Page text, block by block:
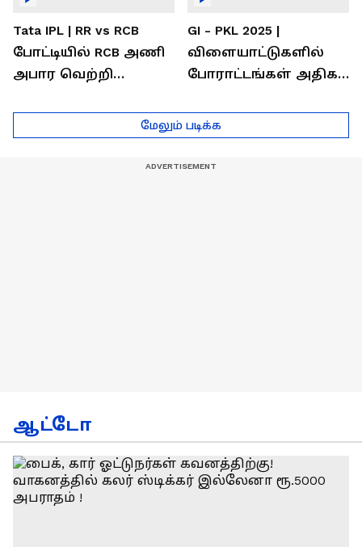
Tata IPL | RR vs RCB
போட்டியில் RCB அணி
அபார வெற்றி
டெல்லி செல்லும் RCB
அணி !
GI - PKL 2025 |
விளையாட்டுகளில்
போராட்டங்கள் அதிகம்
பயிற்சியாளர் பிரீத்தி
ரதி
மேலும் படிக்க
ஆட்டோ